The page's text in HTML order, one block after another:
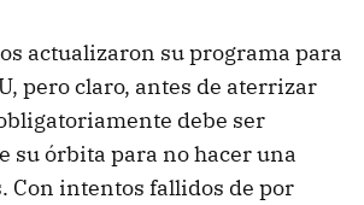
actualizaron su programa para
pero claro, antes de aterrizar
debe ser
su órbita para no hacer una
Con intentos fallidos de por